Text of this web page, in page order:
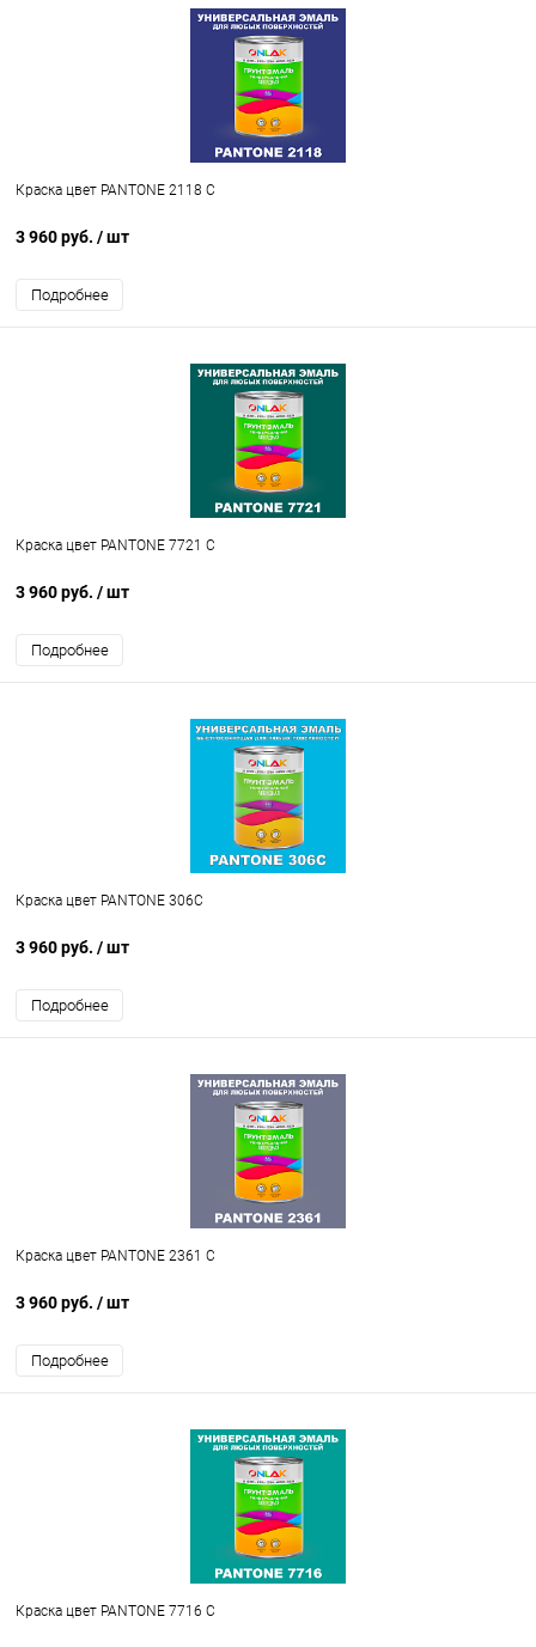
Краска цвет PANTONE 2118 C
3 960 руб. / шт
Подробнее
Краска цвет PANTONE 7721 C
3 960 руб. / шт
Подробнее
Краска цвет PANTONE 306C
3 960 руб. / шт
Подробнее
Краска цвет PANTONE 2361 C
3 960 руб. / шт
Подробнее
Краска цвет PANTONE 7716 C